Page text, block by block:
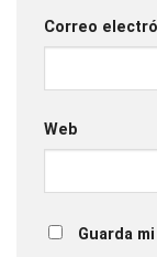
Correo
Web
Guarda